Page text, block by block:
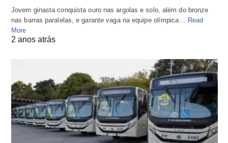
Jovem ginasta conquista ouro nas argolas e solo, além do bronze
nas barras paralelas, e garante vaga na equipe olímpica… Read
More
2 anos atrás